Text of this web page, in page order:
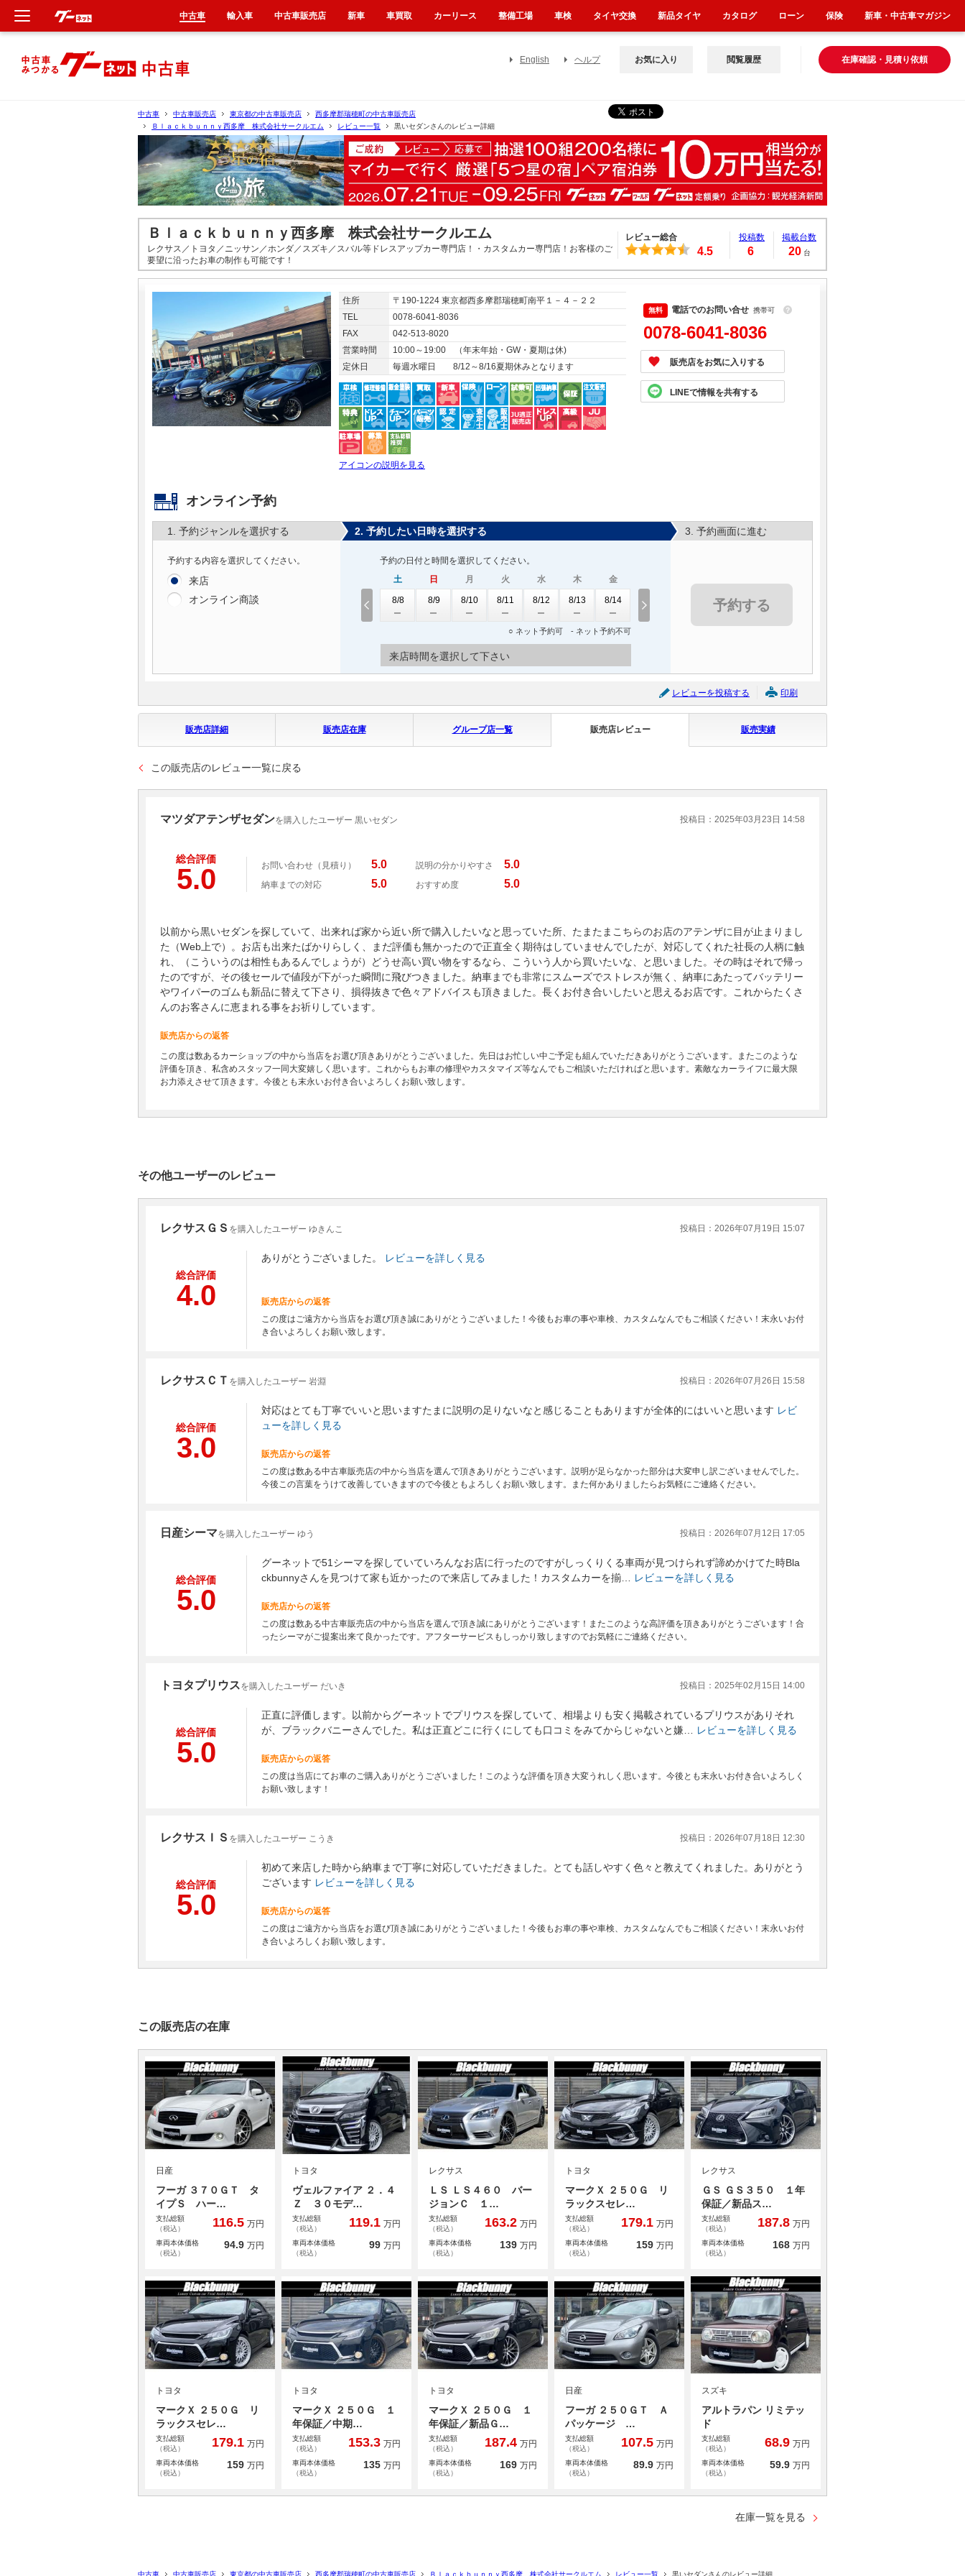
English ヘルプ 在庫確認・見積り依頼
お気に入り 閲覧履歴
中古車 中古車販売店 東京都の中古車販売店
西多摩郡瑞穂町の中古車販売店
Ｂｌａｃｋｂｕｎｎｙ西多摩 株式会社サークルエム
レビュー一覧 黒いセダンさんのレビュー詳細
Ｂｌａｃｋｂｕｎｎｙ西多摩 株式会社サークルエム
レクサス／トヨタ／ニッサン／ホンダ／スズキ／スバル等ドレスアップカー専門店！・カスタムカー専門店！お客様のご
要望に沿ったお車の制作も可能です！
レビュー総合
4.5
投稿数
6
掲載台数
20 台
住所
〒190-1224 東京都西多摩郡瑞穂町南平１－４－２２
TEL
0078-6041-8036
FAX
042-513-8020
営業時間
10:00～19:00 （年末年始・GW・夏期は休)
定休日
毎週水曜日 8/12～8/16夏期休みとなります
アイコンの説明を見る
電話でのお問い合せ 携帯可 ？
0078-6041-8036
販売店をお気に入りする
LINEで情報を共有する
オンライン予約
1. 予約ジャンルを選択する
予約する内容を選択してください。
来店
オンライン商談
2. 予約したい日時を選択する
予約の日付と時間を選択してください。
土
8/8
日
8/9
月
8/10
火
8/11
水
8/12
木
8/13
金
8/14
○ ネット予約可 - ネット予約不可
来店時間を選択して下さい
3. 予約画面に進む
予約する
レビューを投稿する 印刷
販売店詳細 販売店在庫 グループ店一覧 販売店レビュー 販売実績
この販売店のレビュー一覧に戻る
マツダアテンザセダンを購入したユーザー 黒いセダン 投稿日：2025年03月23日 14:58
総合評価
5.0 お問い合わせ（見積り） 5.0 説明の分かりやすさ 5.0
納車までの対応 5.0 おすすめ度 5.0
以前から黒いセダンを探していて、出来れば家から近い所で購入したいなと思っていた所、たまたまこちらのお店のアテンザに目が止まりまし
た（Web上で）。お店も出来たばかりらしく、まだ評価も無かったので正直全く期待はしていませんでしたが、対応してくれた社長の人柄に触
れ、（こういうのは相性もあるんでしょうが）どうせ高い買い物をするなら、こういう人から買いたいな、と思いました。その時はそれで帰っ
たのですが、その後セールで値段が下がった瞬間に飛びつきました。納車までも非常にスムーズでストレスが無く、納車にあたってバッテリー
やワイパーのゴムも新品に替えて下さり、損得抜きで色々アドバイスも頂きました。長くお付き合いしたいと思えるお店です。これからたくさ
んのお客さんに恵まれる事をお祈りしています。
販売店からの返答
この度は数あるカーショップの中から当店をお選び頂きありがとうございました。先日はお忙しい中ご予定も組んでいただきありがとうございます。またこのような
評価を頂き、私含めスタッフ一同大変嬉しく思います。これからもお車の修理やカスタマイズ等なんでもご相談いただければと思います。素敵なカーライフに最大限
お力添えさせて頂きます。今後とも末永いお付き合いよろしくお願い致します。
その他ユーザーのレビュー
レクサスＧＳ を購入したユーザー ゆきんこ 投稿日：2026年07月19日 15:07
総合評価
4.0
ありがとうございました。 レビューを詳しく見る
販売店からの返答
この度はご遠方から当店をお選び頂き誠にありがとうございました！今後もお車の事や車検、カスタムなんでもご相談ください！末永いお付
き合いよろしくお願い致します。
レクサスＣＴ を購入したユーザー 岩淵 投稿日：2026年07月26日 15:58
総合評価
3.0
対応はとても丁寧でいいと思いますたまに説明の足りないなと感じることもありますが全体的にはいいと思います レビ
ューを詳しく見る
販売店からの返答
この度は数ある中古車販売店の中から当店を選んで頂きありがとうございます。説明が足らなかった部分は大変申し訳ございませんでした。
今後この言葉をうけて改善していきますので今後ともよろしくお願い致します。また何かありましたらお気軽にご連絡ください。
日産シーマを購入したユーザー ゆう 投稿日：2026年07月12日 17:05
総合評価
5.0
グーネットで51シーマを探していていろんなお店に行ったのですがしっくりくる車両が見つけられず諦めかけてた時Bla
ckbunnyさんを見つけて家も近かったので来店してみました！カスタムカーを揃…
レビューを詳しく見る
販売店からの返答
この度は数ある中古車販売店の中から当店を選んで頂き誠にありがとうございます！またこのような高評価を頂きありがとうございます！合
ったシーマがご提案出来て良かったです。アフターサービスもしっかり致しますのでお気軽にご連絡ください。
トヨタプリウスを購入したユーザー だいき 投稿日：2025年02月15日 14:00
総合評価
5.0
正直に評価します。以前からグーネットでプリウスを探していて、相場よりも安く掲載されているプリウスがありそれ
が、ブラックバニーさんでした。私は正直どこに行くにしても口コミをみてからじゃないと嫌…
レビューを詳しく見る
販売店からの返答
この度は当店にてお車のご購入ありがとうございました！このような評価を頂き大変うれしく思います。今後とも末永いお付き合いよろしく
お願い致します！
レクサスＩＳ を購入したユーザー こうき 投稿日：2026年07月18日 12:30
総合評価
5.0
初めて来店した時から納車まで丁寧に対応していただきました。とても話しやすく色々と教えてくれました。ありがとう
ございます レビューを詳しく見る
販売店からの返答
この度はご遠方から当店をお選び頂き誠にありがとうございました！今後もお車の事や車検、カスタムなんでもご相談ください！末永いお付
き合いよろしくお願い致します。
この販売店の在庫
日産
フーガ ３７０ＧＴ タ
イプＳ ハー…
支払総額
（税込）
116.5 万円
車両本体価格
（税込）
94.9 万円
トヨタ
ヴェルファイア ２．４
Ｚ ３０モデ…
支払総額
（税込）
119.1 万円
車両本体価格
（税込）
99 万円
レクサス
ＬＳ ＬＳ４６０ バー
ジョンＣ １…
支払総額
（税込）
163.2 万円
車両本体価格
（税込）
139 万円
トヨタ
マークＸ ２５０Ｇ リ
ラックスセレ…
支払総額
（税込）
179.1 万円
車両本体価格
（税込）
159 万円
レクサス
ＧＳ ＧＳ３５０ １年
保証／新品ス…
支払総額
（税込）
187.8 万円
車両本体価格
（税込）
168 万円
トヨタ
マークＸ ２５０Ｇ リ
ラックスセレ…
支払総額
（税込）
179.1 万円
車両本体価格
（税込）
159 万円
トヨタ
マークＸ ２５０Ｇ １
年保証／中期…
支払総額
（税込）
153.3 万円
車両本体価格
（税込）
135 万円
トヨタ
マークＸ ２５０Ｇ １
年保証／新品Ｇ…
支払総額
（税込）
187.4 万円
車両本体価格
（税込）
169 万円
日産
フーガ ２５０ＧＴ Ａ
パッケージ …
支払総額
（税込）
107.5 万円
車両本体価格
（税込）
89.9 万円
スズキ
アルトラパン リミテッ
ド
支払総額
（税込）
68.9 万円
車両本体価格
（税込）
59.9 万円
在庫一覧を見る
中古車 中古車販売店 東京都の中古車販売店 西多摩郡瑞穂町の中古車販売店 Ｂｌａｃｋｂｕｎｎｙ西多摩 株式会社サークルエム レビュー一覧 黒いセダンさんのレビュー詳細
中古車 輸入車 中古車販売店 新車 車買取 カーリース 整備工場 車検 タイヤ交換 新品タイヤ カタログ ローン 保険 新車・中古車マガジン
新車